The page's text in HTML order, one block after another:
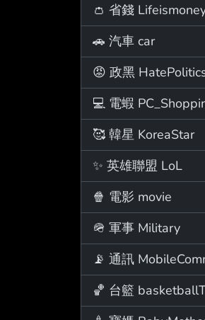
👛 省錢
🚗 汽車 car
😡 政黑
💻 電蝦
🥰 韓星 KoreaStar
✨ 英雄聯盟 LoL
🍿 電影 movie
🪖 軍事 Military
📡 通訊
🏀 台籃